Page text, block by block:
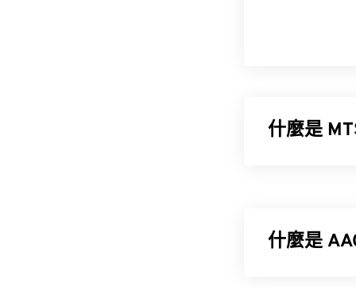
什麼是
什麼是